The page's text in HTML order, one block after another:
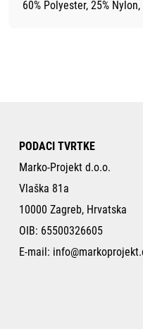
60% Polyester, 25%
PODACI TVRTKE
Marko-Projekt d.o.o.
Vlaška 81a
10000 Zagreb, Hrvatska
OIB: 65500326605
E-mail: